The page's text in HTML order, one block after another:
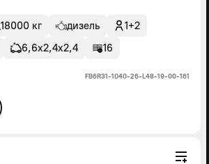
18000 кг дизель
1+2
6,6х2,4х2,4 16
FВ6R31-1040-26-L48-19-00-161